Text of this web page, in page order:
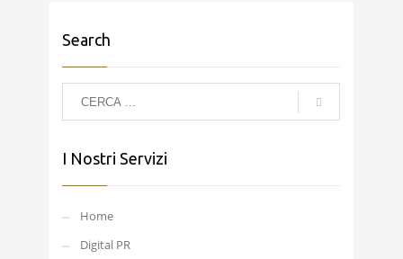
Search
I Nostri Servizi
Home
Digital PR